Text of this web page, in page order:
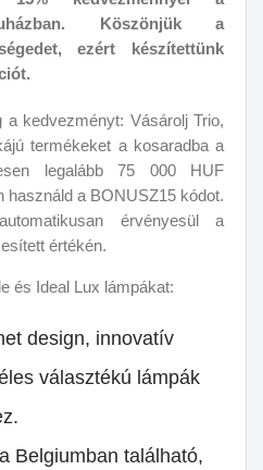
Köszönjük a
ezért készítettünk
kedvezményt: Vásárolj Trio,
termékeket a kosaradba a
legalább 75 000 HUF
használd a BONUSZ15 kódot.
érvényesül a
értékén.
és Ideal Lux lámpákat:
design, innovatív
választékú lámpák
Belgiumban található,